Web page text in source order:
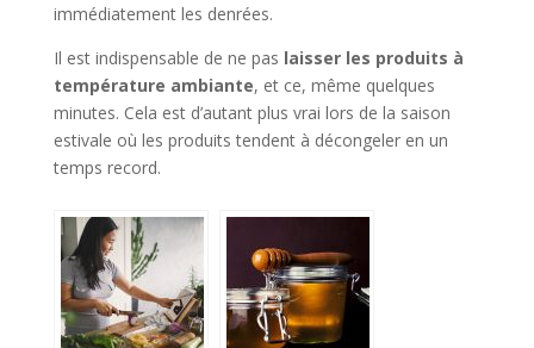
immédiatement les denrées.
Il est indispensable de ne pas laisser les produits à
température ambiante, et ce, même quelques
minutes. Cela est d’autant plus vrai lors de la saison
estivale où les produits tendent à décongeler en un
temps record.